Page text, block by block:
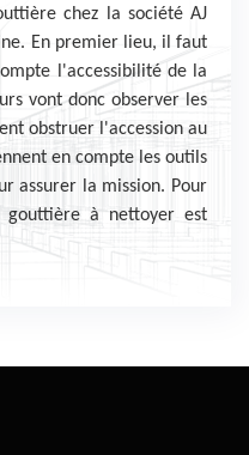
chez la société AJ
En premier lieu, il faut
l'accessibilité de la
vont donc observer les
obstruer l'accession au
en compte les outils
assurer la mission. Pour
à nettoyer est